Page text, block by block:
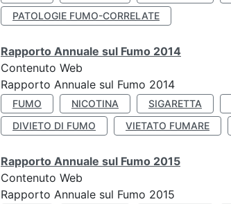
PATOLOGIE FUMO-CORRELATE
Rapporto Annuale sul Fumo 2014
Contenuto Web
Rapporto Annuale sul Fumo 2014
FUMO NICOTINA SIGARETTA
DIVIETO DI FUMO
VIETATO FUMARE
Rapporto Annuale sul Fumo 2015
Contenuto Web
Rapporto Annuale sul Fumo 2015